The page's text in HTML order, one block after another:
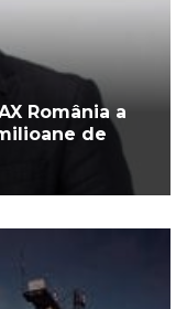
România a
de